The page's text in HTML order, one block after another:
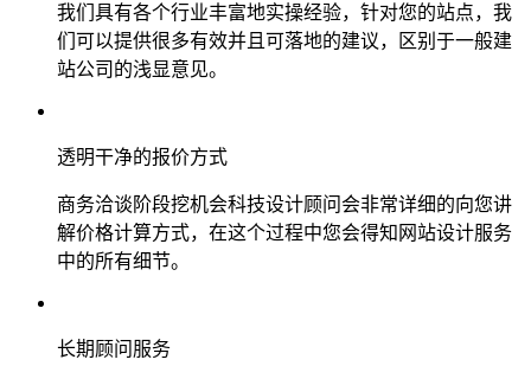
我们具有各个行业丰富地实操经验，针对您的站点，我
们可以提供很多有效并且可落地的建议，区别于一般建
站公司的浅显意见。
透明干净的报价方式
商务洽谈阶段挖机会科技设计顾问会非常详细的向您讲
解价格计算方式，在这个过程中您会得知网站设计服务
中的所有细节。
长期顾问服务